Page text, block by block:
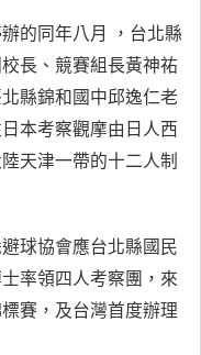
的同年八月 ，台北縣
長、競賽組長黃神祐
縣錦和國中邱逸仁老
本考察觀摩由日人西
天津一帶的十二人制
球協會應台北縣國民
率領四人考察團，來
賽，及台灣首度辦理